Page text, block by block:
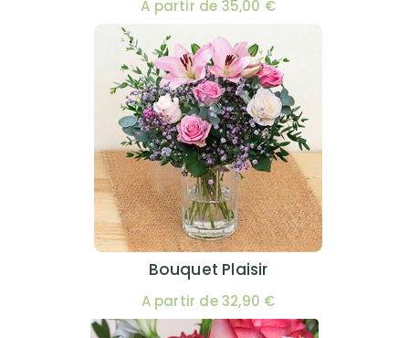
A partir de 35,00 €
Bouquet Plaisir
A partir de 32,90 €